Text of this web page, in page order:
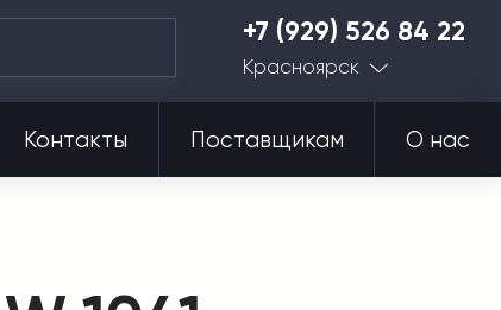
+7 (929) 526 84 22
Красноярск
Контакты Поставщикам О нас